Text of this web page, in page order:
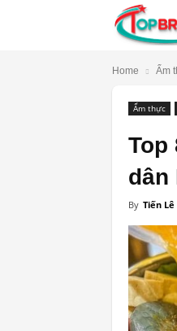
Home Ẩm
Ẩm thực
Top
dân
By Tiến Lê